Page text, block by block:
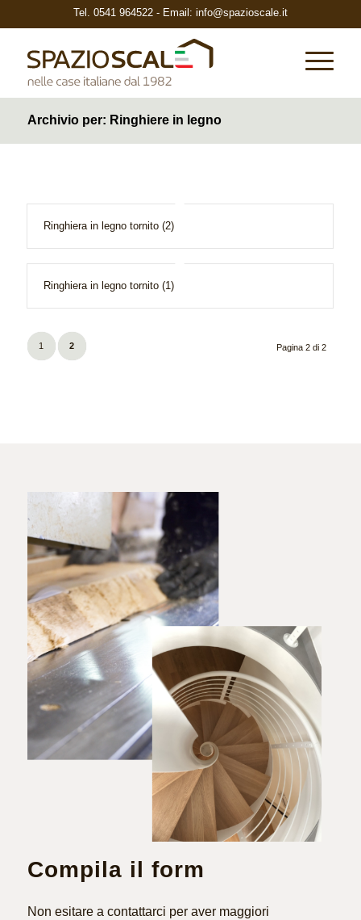
Tel. 0541 964522 - Email: info@spazioscale.it
Archivio per: Ringhiere in legno
Ringhiera in legno tornito (2)
Ringhiera in legno tornito (1)
Pagina 2 di 2
1 2
Compila il form
Non esitare a contattarci per aver maggiori